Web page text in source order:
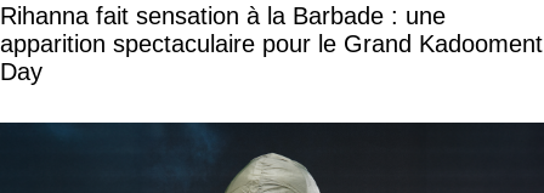
Rihanna fait sensation à la Barbade : une
apparition spectaculaire pour le Grand Kadooment
Day